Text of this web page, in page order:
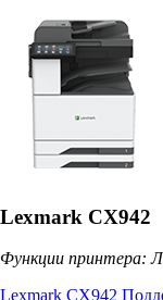
Lexmark CX942
Функции принтера:
Lexmark CX942